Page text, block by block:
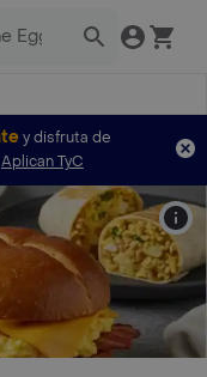
y disfruta de
Aplican TyC